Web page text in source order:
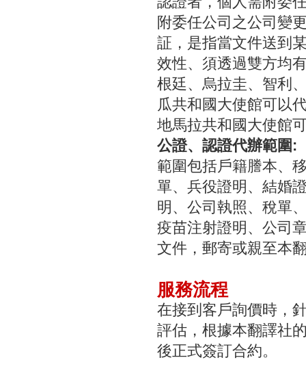
附委任公司之公司變
証，是指當文件送到
效性、須透過雙方均
根廷、烏拉圭、智利
瓜共和國大使館可以
地馬拉共和國大使館
公證、認證代辦範圍:
範圍包括戶籍謄本、
單、兵役證明、結婚
明、公司執照、稅單
疫苗注射證明、公司
文件，郵寄或親至本
服務流程
在接到客戶詢價時，
評估，根據本翻譯社
後正式簽訂合約。